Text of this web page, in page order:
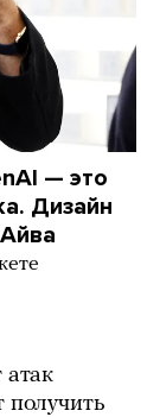
— это
Дизайн
атак
получить